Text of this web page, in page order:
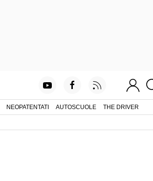
NEOPATENTATI AUTOSCUOLE THE DRIVER